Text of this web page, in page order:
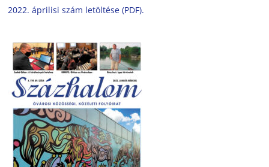
2022. áprilisi szám letöltése (PDF).